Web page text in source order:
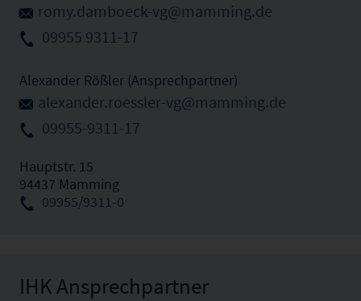
romy.damboeck-vg@mamming.de
09955 9311-17
Alexander Rößler (Ansprechpartner)
alexander.roessler-vg@mamming.de
09955-9311-17
Hauptstr. 15
94437 Mamming
09955/9311-0
IHK Ansprechpartner